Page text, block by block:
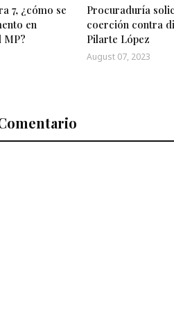
7, ¿cómo se
en
MP?
Procuraduría
coerción contra
Pilarte López
August 07, 2023